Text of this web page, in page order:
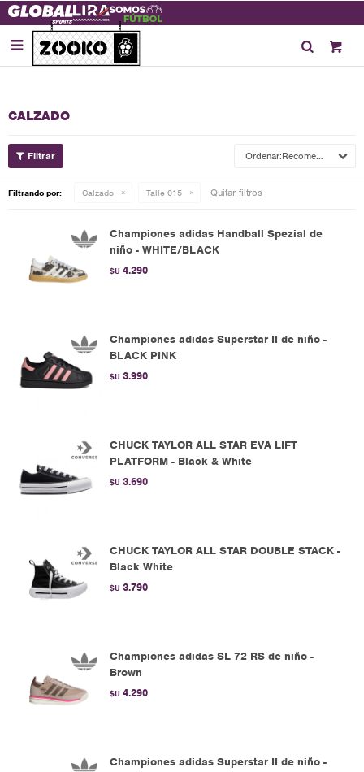

CALZADO
Recomendados
Filtrando por: Calzado Talle 015 Quitar filtros
Championes adidas Handball Spezial de
niño - WHITE/BLACK
$U 4.290
Championes adidas Superstar II de niño -
BLACK PINK
$U 3.990
CHUCK TAYLOR ALL STAR EVA LIFT
PLATFORM - Black & White
$U 3.690
CHUCK TAYLOR ALL STAR DOUBLE STACK -
Black White
$U 3.790
Championes adidas SL 72 RS de niño -
Brown
$U 4.290
Championes adidas Superstar II de niño -